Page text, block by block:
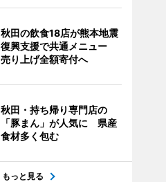
秋田の飲食18店が熊本地震
復興支援で共通メニュー
売り上げ全額寄付へ
秋田・持ち帰り専門店の
「豚まん」が人気に 県産
食材多く包む
もっと見る